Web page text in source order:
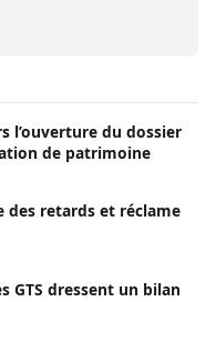
l’ouverture du dossier
de patrimoine
des retards et réclame
GTS dressent un bilan